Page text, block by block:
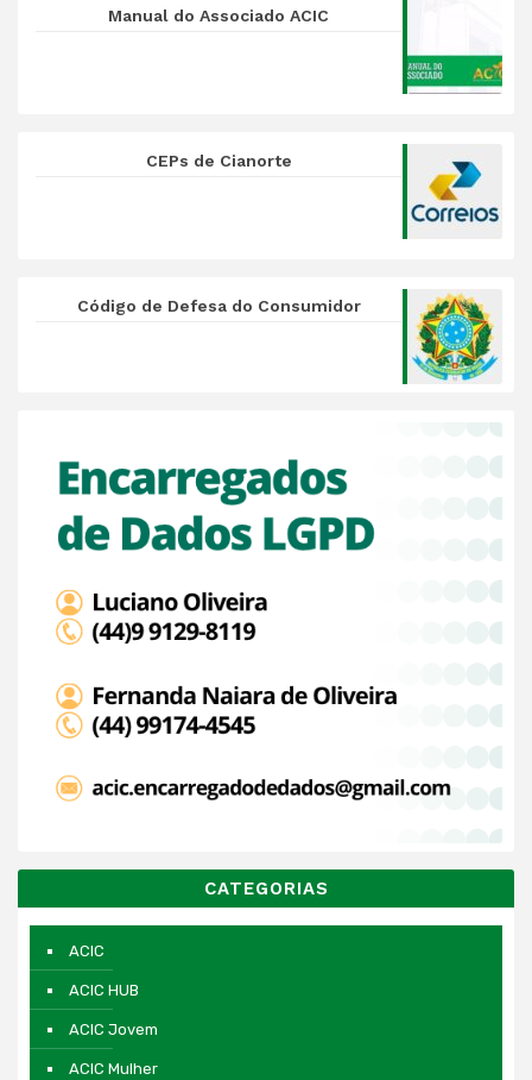
Manual do Associado ACIC
CEPs de Cianorte
Código de Defesa do Consumidor
CATEGORIAS
ACIC
ACIC HUB
ACIC Jovem
ACIC Mulher